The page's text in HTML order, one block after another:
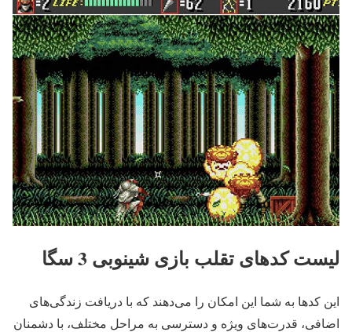
لیست کدهای تقلب بازی شینوبی 3 سگا
این کدها به شما این امکان را می‌دهند که با دریافت زندگی‌های
اضافی، قدرت‌های ویژه و دسترسی به مراحل مختلف، با دشمنان